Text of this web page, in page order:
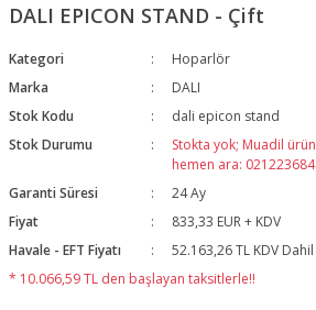
DALI EPICON STAND - Çift
Kategori
Hoparlör
Marka
DALI
Stok Kodu
dali epicon stand
Stok Durumu
Stokta yok; Muadil
hemen ara:
Garanti Süresi
24 Ay
Fiyat
833,33 EUR + KDV
Havale - EFT Fiyatı
52.163,26 TL KDV
* 10.066,59 TL den başlayan taksitlerle!!